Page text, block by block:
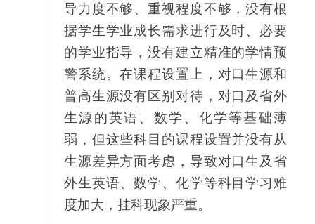
导力度不够、重视程度不够，没有根
据学生学业成长需求进行及时、必要
的学业指导，没有建立精准的学情预
警系统。在课程设置上，对口生源和
普高生源没有区别对待，对口及省外
生源的英语、数学、化学等基础薄
弱，但这些科目的课程设置并没有从
生源差异方面考虑，导致对口生及省
外生英语、数学、化学等科目学习难
度加大，挂科现象严重。